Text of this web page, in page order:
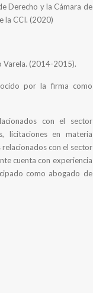
Derecho y la Cámara de
la CCI. (2020)
Varela. (2014-2015).
por la firma como
con el sector
licitaciones en materia
con el sector
cuenta con experiencia
como abogado de